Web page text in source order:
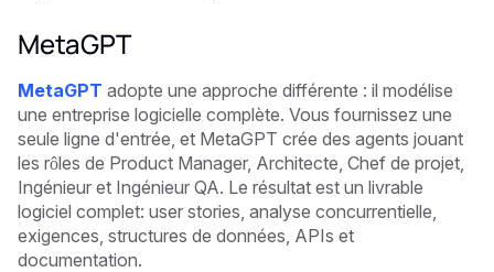
MetaGPT
MetaGPT adopte une approche différente : il modélise
une entreprise logicielle complète. Vous fournissez une
seule ligne d'entrée, et MetaGPT crée des agents jouant
les rôles de Product Manager, Architecte, Chef de projet,
Ingénieur et Ingénieur QA. Le résultat est un livrable
logiciel complet: user stories, analyse concurrentielle,
exigences, structures de données, APIs et
documentation.